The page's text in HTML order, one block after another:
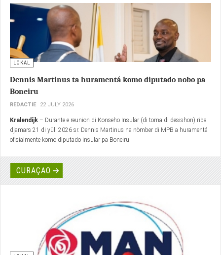
Boneiru
REDACTIE 22 JULY 2026
Kralendijk
– Un logro spesial pa Edsel Cecilia, kende a selebrá su di 20
aniversario na Entidat Públiko Boneiru.
LOKAL
Dennis Martinus ta huramentá komo diputado nobo pa
Boneiru
REDACTIE 22 JULY 2026
djamars 21 di yüli 2026 sr. Dennis Martinus na nòmber di MPB a huramentá
ofisialmente komo diputado insular pa Boneiru.
CURAÇAO